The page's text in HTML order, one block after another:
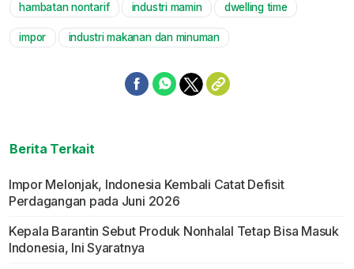
Mute
hambatan nontarif industri mamin dwelling time
impor industri makanan dan minuman
Berita Terkait
Impor Melonjak, Indonesia Kembali Catat Defisit
Perdagangan pada Juni 2026
Kepala Barantin Sebut Produk Nonhalal Tetap Bisa Masuk
Indonesia, Ini Syaratnya